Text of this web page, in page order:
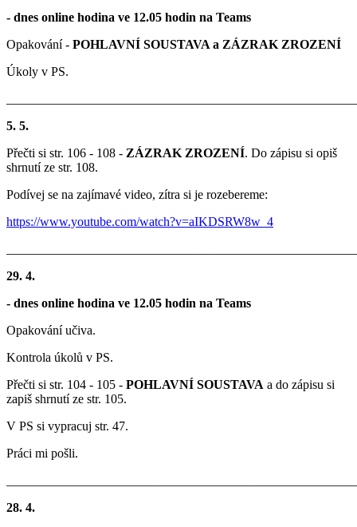
- dnes online hodina ve 12.05 hodin na Teams
Opakování - POHLAVNÍ SOUSTAVA a ZÁZRAK ZROZENÍ
Úkoly v PS.
5. 5.
Přečti si str. 106 - 108 - ZÁZRAK ZROZENÍ. Do zápisu si opiš
shrnutí ze str. 108.
Podívej se na zajímavé video, zítra si je rozebereme:
https://www.youtube.com/watch?v=aIKDSRW8w_4
29. 4.
- dnes online hodina ve 12.05 hodin na Teams
Opakování učiva.
Kontrola úkolů v PS.
Přečti si str. 104 - 105 - POHLAVNÍ SOUSTAVA a do zápisu si
zapiš shrnutí ze str. 105.
V PS si vypracuj str. 47.
Práci mi pošli.
28. 4.